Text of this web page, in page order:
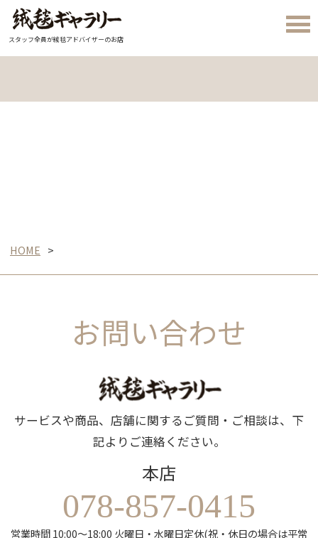
スタッフ全員が絨毯アドバイザーのお店
HOME
お問い合わせ
サービスや商品、店舗に関するご質問・ご相談は、下
記よりご連絡ください。
本店
078-857-0415
営業時間 10:00～18:00 火曜日・水曜日定休(祝・休日の場合は平常